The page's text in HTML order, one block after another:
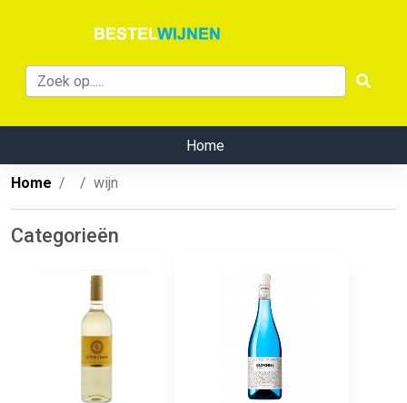
Home
Home wijn
Categorieën